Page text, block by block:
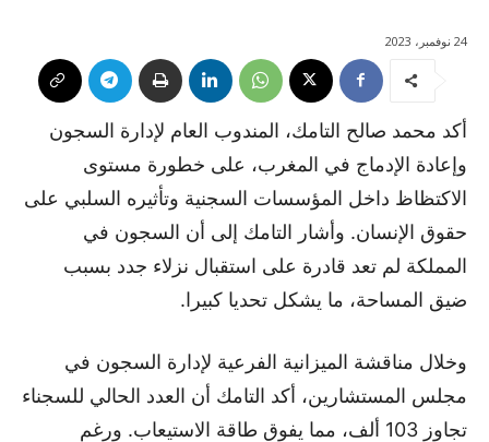
24 نوفمبر، 2023
أكد محمد صالح التامك، المندوب العام لإدارة السجون
وإعادة الإدماج في المغرب، على خطورة مستوى
الاكتظاظ داخل المؤسسات السجنية وتأثيره السلبي على
حقوق الإنسان. وأشار التامك إلى أن السجون في
المملكة لم تعد قادرة على استقبال نزلاء جدد بسبب
ضيق المساحة، ما يشكل تحديا كبيرا.
وخلال مناقشة الميزانية الفرعية لإدارة السجون في
مجلس المستشارين، أكد التامك أن العدد الحالي للسجناء
تجاوز 103 ألف، مما يفوق طاقة الاستيعاب. ورغم